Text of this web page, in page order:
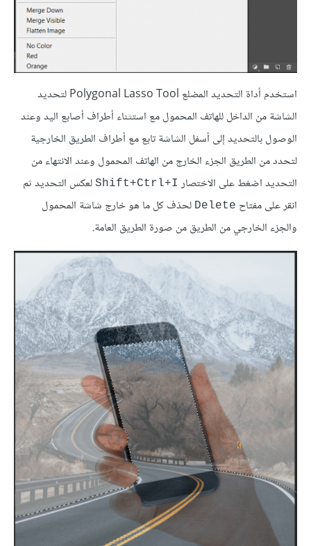
استخدم أداة التحديد المضلع Polygonal Lasso Tool لتحديد
الشاشة من الداخل للهاتف المحمول مع استثناء أطراف أصابع اليد وعند
الوصول بالتحديد إلى أسفل الشاشة تابع مع أطراف الطريق الخارجية
لتحدد من الطريق الجزء الخارج من الهاتف المحمول وعند الانتهاء من
التحديد اضغط على الاختصار Shift+Ctrl+I لعكس التحديد ثم
انقر على مفتاح Delete لحذف كل ما هو خارج شاشة المحمول
والجزء الخارجي من الطريق من صورة الطريق العامة.